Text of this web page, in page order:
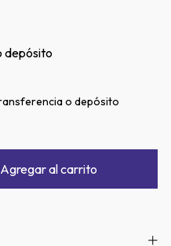
depósito
o depósito